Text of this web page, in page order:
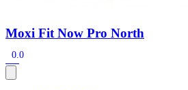
Moxi Fit Now Pro North
0.0